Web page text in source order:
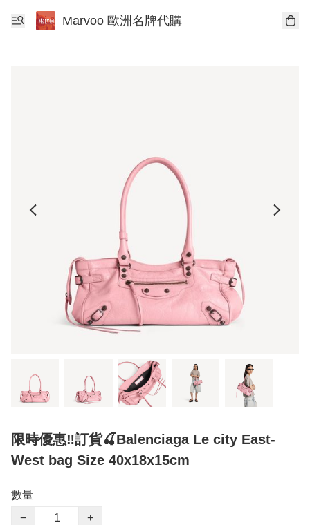
Marvoo 歐洲名牌代購
限時優惠‼️訂貨🍒Balenciaga Le city East-
West bag Size 40x18x15cm
數量
−
+